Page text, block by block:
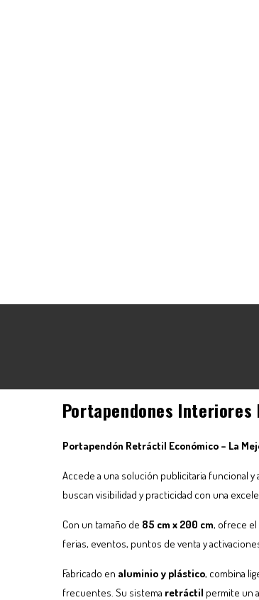
Portapendones Interiores
Portapendón Retráctil Económico – La
Accede a una solución publicitaria funcional
buscan visibilidad y practicidad con una
Con un tamaño de 85 cm x 200 cm, ofrece el
ferias, eventos, puntos de venta y
Fabricado en aluminio y plástico, combina
frecuentes. Su sistema retráctil permite un